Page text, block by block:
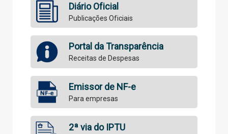
Diário Oficial
Publicações Oficiais
Portal da Transparência
Receitas de Despesas
Emissor de NF-e
Para empresas
2ª via do IPTU